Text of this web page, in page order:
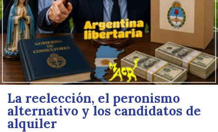
La reelección, el peronismo
alternativo y los candidatos de
alquiler